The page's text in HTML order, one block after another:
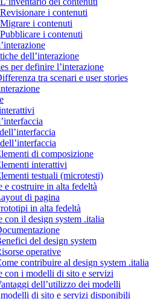
i contenuti
i contenuti
i contenuti
dell’interazione
per definire l’interazione
tra scenari e user stories
di composizione
interattivi
testuali (microtesti)
e costruire in alta fedeltà
di pagina
in alta fedeltà
con il design system .italia
del design system
operative
contribuire al design system .italia
con i modelli di sito e servizi
dell’utilizzo dei modelli
di sito e servizi disponibili